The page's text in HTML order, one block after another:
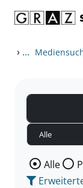
› ...
Wählen
Alle